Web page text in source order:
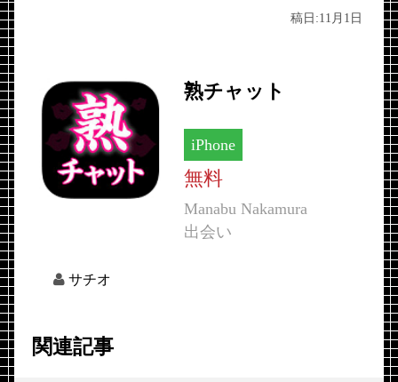
稿日:11月1日
熟チャット
iPhone
無料
Manabu Nakamura
出会い
サチオ
関連記事